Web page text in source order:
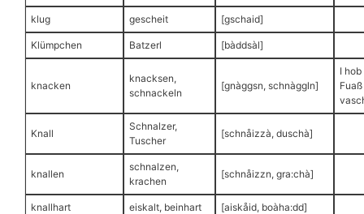
klug gescheit [gschaid]
Klümpchen Batzerl [bàddsàl]
knacken
knacksen,
schnackeln
[gnàggsn, schnàggln]
I
Fuaß
Knall
Schnalzer,
Tuscher
[schnåizzà, duschà]
knallen
schnalzen,
krachen
[schnåizzn, gra:chà]
knallhart eiskalt, beinhart [aiskåid, boàha:dd]